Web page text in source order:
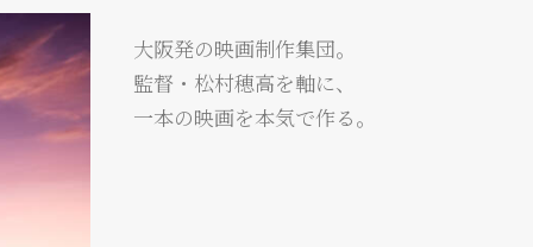
大阪発の映画制作集団。
監督・松村穂高を軸に、
一本の映画を本気で作る。